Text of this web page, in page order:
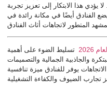
يؤدي هذا الابتكار إلى تعزيز تجربة
الفنادق أيضًا في مكانة رائدة في
تسليط الضوء على أهمية
والجاذبية الجمالية والتصميمات
يوفر للفنادق ميزة تنافسية